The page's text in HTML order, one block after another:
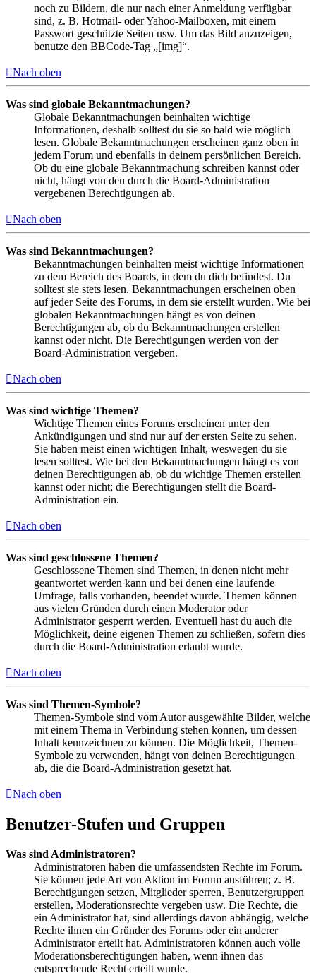
noch zu Bildern, die nur nach einer Anmeldung verfügbar
sind, z. B. Hotmail- oder Yahoo-Mailboxen, mit einem
Passwort geschützte Seiten usw. Um das Bild anzuzeigen,
benutze den BBCode-Tag „[img]“.
Nach oben
Was sind globale Bekanntmachungen?
Globale Bekanntmachungen beinhalten wichtige
Informationen, deshalb solltest du sie so bald wie möglich
lesen. Globale Bekanntmachungen erscheinen ganz oben in
jedem Forum und ebenfalls in deinem persönlichen Bereich.
Ob du eine globale Bekanntmachung schreiben kannst oder
nicht, hängt von den durch die Board-Administration
vergebenen Berechtigungen ab.
Nach oben
Was sind Bekanntmachungen?
Bekanntmachungen beinhalten meist wichtige Informationen
zu dem Bereich des Boards, in dem du dich befindest. Du
solltest sie stets lesen. Bekanntmachungen erscheinen oben
auf jeder Seite des Forums, in dem sie erstellt wurden. Wie bei
globalen Bekanntmachungen hängt es von deinen
Berechtigungen ab, ob du Bekanntmachungen erstellen
kannst oder nicht. Die Berechtigungen werden von der
Board-Administration vergeben.
Nach oben
Was sind wichtige Themen?
Wichtige Themen eines Forums erscheinen unter den
Ankündigungen und sind nur auf der ersten Seite zu sehen.
Sie haben meist einen wichtigen Inhalt, weswegen du sie
lesen solltest. Wie bei den Bekanntmachungen hängt es von
deinen Berechtigungen ab, ob du wichtige Themen erstellen
kannst oder nicht; die Berechtigungen stellt die Board-
Administration ein.
Nach oben
Was sind geschlossene Themen?
Geschlossene Themen sind Themen, in denen nicht mehr
geantwortet werden kann und bei denen eine laufende
Umfrage, falls vorhanden, beendet wurde. Themen können
aus vielen Gründen durch einen Moderator oder
Administrator gesperrt werden. Eventuell hast du auch die
Möglichkeit, deine eigenen Themen zu schließen, sofern dies
durch die Board-Administration erlaubt wurde.
Nach oben
Was sind Themen-Symbole?
Themen-Symbole sind vom Autor ausgewählte Bilder, welche
mit einem Thema in Verbindung stehen können, um dessen
Inhalt kennzeichnen zu können. Die Möglichkeit, Themen-
Symbole zu verwenden, hängt von deinen Berechtigungen
ab, die die Board-Administration gesetzt hat.
Nach oben
Benutzer-Stufen und Gruppen
Was sind Administratoren?
Administratoren haben die umfassendsten Rechte im Forum.
Sie können jede Art von Aktion im Forum ausführen; z. B.
Berechtigungen setzen, Mitglieder sperren, Benutzergruppen
erstellen, Moderationsrechte vergeben usw. Die Rechte, die
ein Administrator hat, sind allerdings davon abhängig, welche
Rechte ihnen ein Gründer des Forums oder ein anderer
Administrator erteilt hat. Administratoren können auch volle
Moderationsberechtigungen haben, wenn ihnen das
entsprechende Recht erteilt wurde.